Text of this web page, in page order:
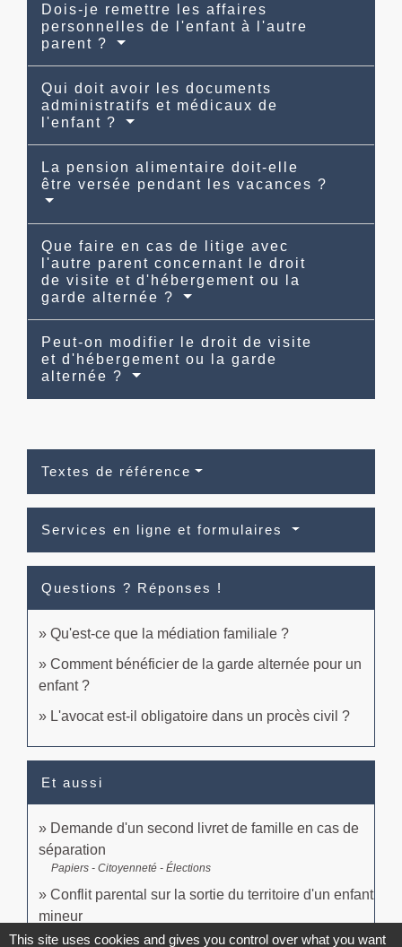
Dois-je remettre les affaires
personnelles de l'enfant à l'autre
parent ?
Qui doit avoir les documents
administratifs et médicaux de
l'enfant ?
La pension alimentaire doit-elle
être versée pendant les vacances ?
Que faire en cas de litige avec
l'autre parent concernant le droit
de visite et d'hébergement ou la
garde alternée ?
Peut-on modifier le droit de visite
et d'hébergement ou la garde
alternée ?
Textes de référence
Services en ligne et formulaires
Questions ? Réponses !
Qu'est-ce que la médiation familiale ?
Comment bénéficier de la garde alternée pour un
enfant ?
L'avocat est-il obligatoire dans un procès civil ?
Et aussi
Demande d'un second livret de famille en cas de
séparation
Papiers - Citoyenneté - Élections
Conflit parental sur la sortie du territoire d'un enfant
mineur
Famille - Scolarité
This site uses cookies and gives you control over what you want